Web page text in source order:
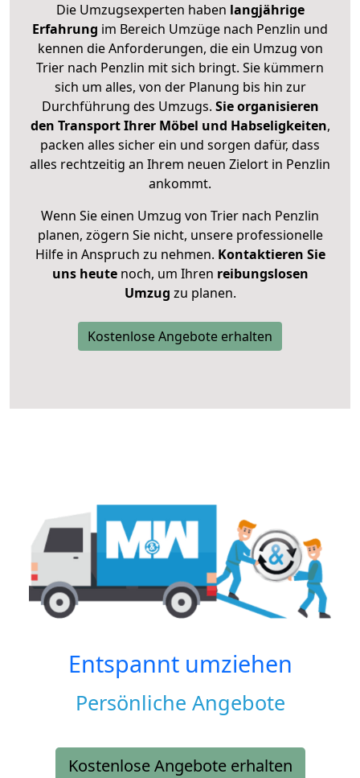
Die Umzugsexperten haben langjährige
Erfahrung im Bereich Umzüge nach Penzlin und
kennen die Anforderungen, die ein Umzug von
Trier nach Penzlin mit sich bringt. Sie kümmern
sich um alles, von der Planung bis hin zur
Durchführung des Umzugs. Sie organisieren
den Transport Ihrer Möbel und Habseligkeiten,
packen alles sicher ein und sorgen dafür, dass
alles rechtzeitig an Ihrem neuen Zielort in Penzlin
ankommt.
Wenn Sie einen Umzug von Trier nach Penzlin
planen, zögern Sie nicht, unsere professionelle
Hilfe in Anspruch zu nehmen. Kontaktieren Sie
uns heutenoch, um Ihren reibungslosen
Umzug zu planen.
Kostenlose Angebote erhalten
Entspannt umziehen
Persönliche Angebote
Kostenlose Angebote erhalten